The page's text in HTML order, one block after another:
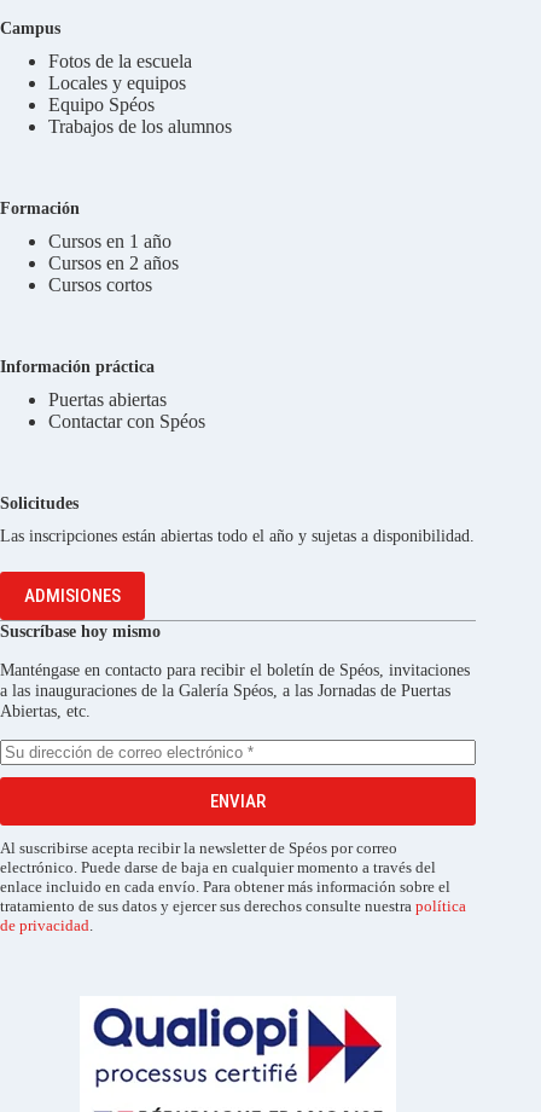
Campus
Fotos de la escuela
Locales y equipos
Equipo Spéos
Trabajos de los alumnos
Formación
Cursos en 1 año
Cursos en 2 años
Cursos cortos
Información práctica
Puertas abiertas
Contactar con Spéos
Solicitudes
Las inscripciones están abiertas todo el año y sujetas a disponibilidad.
ADMISIONES
Suscríbase hoy mismo
Manténgase en contacto para recibir el boletín de Spéos, invitaciones
a las inauguraciones de la Galería Spéos, a las Jornadas de Puertas
Abiertas, etc.
ENVIAR
Al suscribirse acepta recibir la newsletter de Spéos por correo
electrónico. Puede darse de baja en cualquier momento a través del
enlace incluido en cada envío. Para obtener más información sobre el
tratamiento de sus datos y ejercer sus derechos consulte nuestra política
de privacidad.